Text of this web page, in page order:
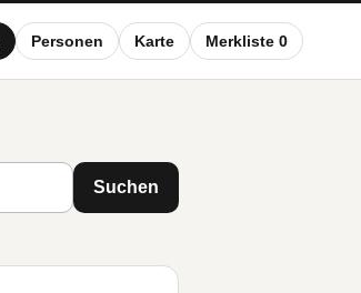
Personen Karte Merkliste 0
Suchen